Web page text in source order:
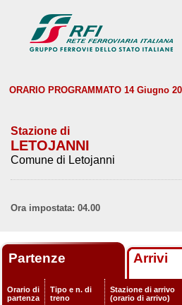
ORARIO PROGRAMMATO 14 Giugno
Stazione di
LETOJANNI
Comune di Letojanni
Ora impostata: 04.00
Partenze Arrivi
Orario di
partenza
Tipo e n. di
treno
Stazione di arrivo
(orario di arrivo)